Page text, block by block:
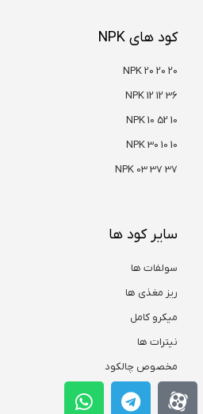
کود های NPK
NPK 20 20 20
NPK 12 12 36
NPK 10 52 10
NPK 30 10 10
NPK 03 37 37
سایر کود ها
سولفات ها
ریز مغذی ها
میکرو کامل
نیترات ها
مخصوص چالکود